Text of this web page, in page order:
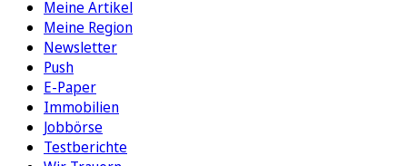
Meine Artikel
Meine Region
Newsletter
Push
E-Paper
Immobilien
Jobbörse
Testberichte